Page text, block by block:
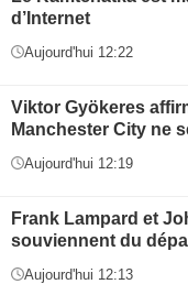
d’Internet
Aujourd'hui 12:22
Viktor Gyökeres
Manchester City ne
Aujourd'hui 12:19
Frank Lampard et
souviennent du
Aujourd'hui 12:13